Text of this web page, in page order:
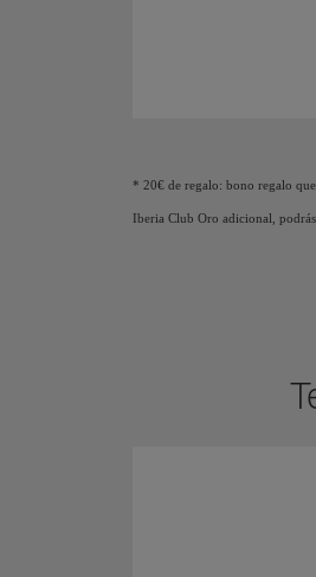
* 20€ de regalo: bono regalo
Iberia Club Oro adicional,